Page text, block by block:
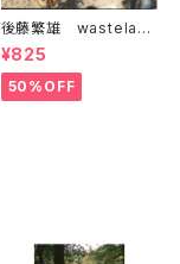
後藤繁雄 wasteland
guide
¥825
50%OFF